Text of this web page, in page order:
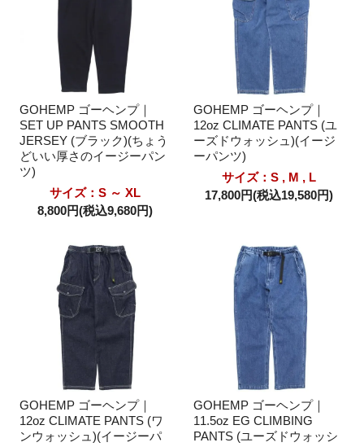
GOHEMP ゴーヘンプ｜
SET UP PANTS SMOOTH
JERSEY (ブラック)(ちょう
どいい厚さのイージーパン
ツ)
サイズ：S ～ XL
8,800円(税込9,680円)
GOHEMP ゴーヘンプ｜
12oz CLIMATE PANTS (ユ
ーズドウォッシュ)(イージ
ーパンツ)
サイズ：S , M , L
17,800円(税込19,580円)
GOHEMP ゴーヘンプ｜
12oz CLIMATE PANTS (ワ
ンウォッシュ)(イージーパ
GOHEMP ゴーヘンプ｜
11.5oz EG CLIMBING
PANTS (ユーズドウォッシ